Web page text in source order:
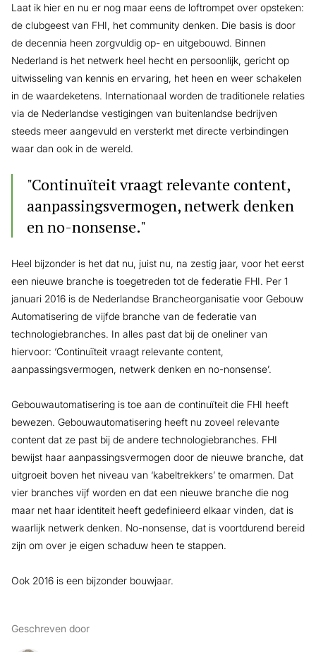
Laat ik hier en nu er nog maar eens de loftrompet over opsteken:
de clubgeest van FHI, het community denken. Die basis is door
de decennia heen zorgvuldig op- en uitgebouwd. Binnen
Nederland is het netwerk heel hecht en persoonlijk, gericht op
uitwisseling van kennis en ervaring, het heen en weer schakelen
in de waardeketens. Internationaal worden de traditionele relaties
via de Nederlandse vestigingen van buitenlandse bedrijven
steeds meer aangevuld en versterkt met directe verbindingen
waar dan ook in de wereld.
"Continuïteit vraagt relevante content,
aanpassingsvermogen, netwerk denken
en no-nonsense."
Heel bijzonder is het dat nu, juist nu, na zestig jaar, voor het eerst
een nieuwe branche is toegetreden tot de federatie FHI. Per 1
januari 2016 is de Nederlandse Brancheorganisatie voor Gebouw
Automatisering de vijfde branche van de federatie van
technologiebranches. In alles past dat bij de oneliner van
hiervoor: ‘Continuïteit vraagt relevante content,
aanpassingsvermogen, netwerk denken en no-nonsense’.
Gebouwautomatisering is toe aan de continuïteit die FHI heeft
bewezen. Gebouwautomatisering heeft nu zoveel relevante
content dat ze past bij de andere technologiebranches. FHI
bewijst haar aanpassingsvermogen door de nieuwe branche, dat
uitgroeit boven het niveau van ‘kabeltrekkers’ te omarmen. Dat
vier branches vijf worden en dat een nieuwe branche die nog
maar net haar identiteit heeft gedefinieerd elkaar vinden, dat is
waarlijk netwerk denken. No-nonsense, dat is voortdurend bereid
zijn om over je eigen schaduw heen te stappen.
Ook 2016 is een bijzonder bouwjaar.
Geschreven door